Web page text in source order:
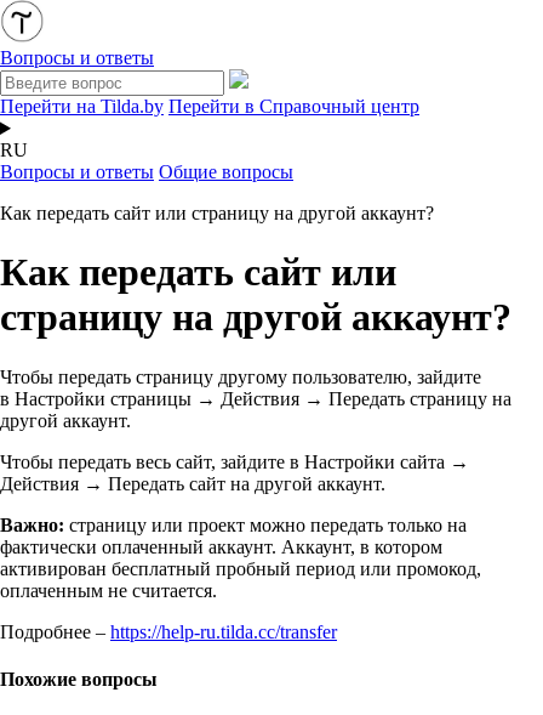
Вопросы и ответы
Перейти на Tilda.by Перейти в Справочный центр
RU
Вопросы и ответы Общие вопросы
Как передать сайт или страницу на другой аккаунт?
Как передать сайт или
страницу на другой аккаунт?
Чтобы передать страницу другому пользователю, зайдите
в Настройки страницы → Действия → Передать страницу на
другой аккаунт.
Чтобы передать весь сайт, зайдите в Настройки сайта →
Действия → Передать сайт на другой аккаунт.
Важно: страницу или проект можно передать только на
фактически оплаченный аккаунт. Аккаунт, в котором
активирован бесплатный пробный период или промокод,
оплаченным не считается.
Подробнее – https://help-ru.tilda.cc/transfer
Похожие вопросы